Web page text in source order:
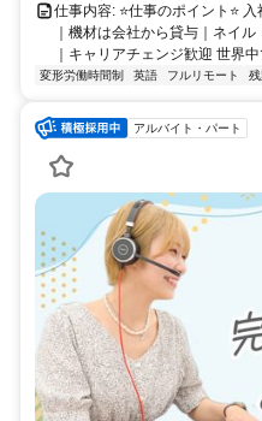
仕事内容: ⭐️仕事のポイント⭐️
｜機材は会社から貸与｜ネイ
｜キャリアチェンジ歓迎 世界
変形労働時間制 英語 フルリモート 残
アルバイト・パート